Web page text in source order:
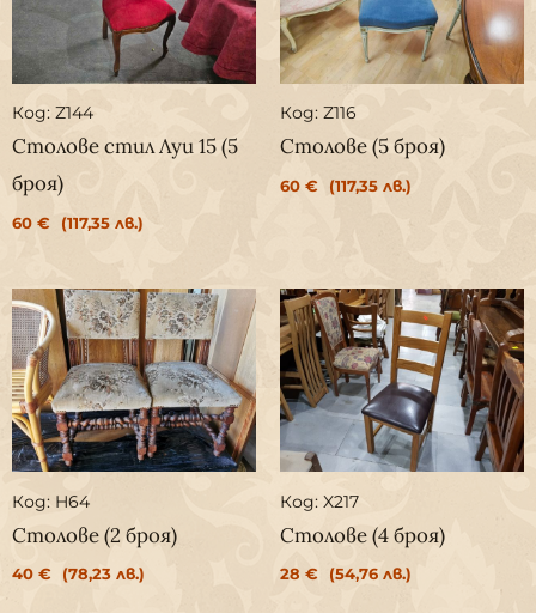
Код: Z144
Столове стил Луи 15 (5
броя)
60 € (117,35 лв.)
Код: Z116
Столове (5 броя)
60 € (117,35 лв.)
Код: H64
Столове (2 броя)
40 € (78,23 лв.)
Код: X217
Столове (4 броя)
28 € (54,76 лв.)